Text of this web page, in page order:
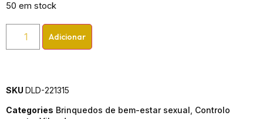
50 em stock
Adicionar
SKU DLD-221315
Categories Brinquedos de bem-estar sexual Controlo